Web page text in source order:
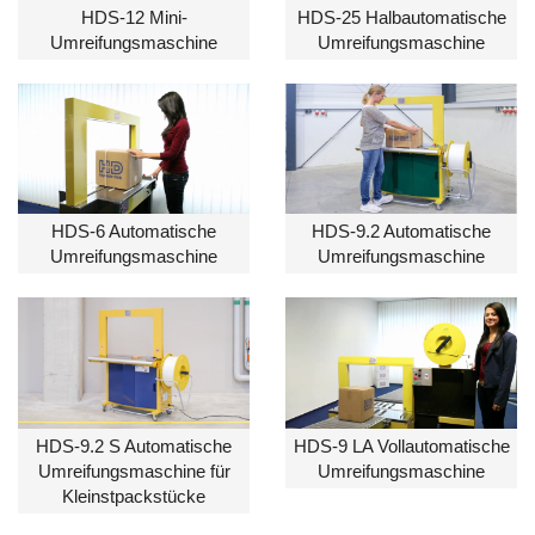
HDS-12 Mini-
Umreifungsmaschine
HDS-25 Halbautomatische
Umreifungsmaschine
HDS-6 Automatische
Umreifungsmaschine
HDS-9.2 Automatische
Umreifungsmaschine
HDS-9.2 S Automatische
Umreifungsmaschine für
Kleinstpackstücke
HDS-9 LA Vollautomatische
Umreifungsmaschine